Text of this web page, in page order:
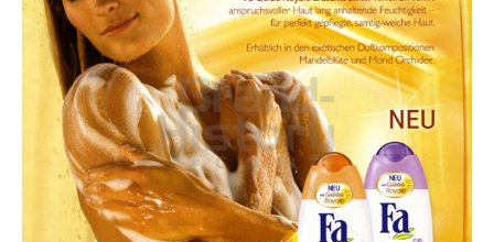
Epoche